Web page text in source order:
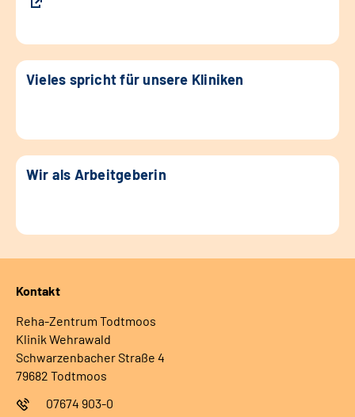
Vieles spricht für unsere Kliniken
Wir als Arbeitgeberin
Kontakt
Reha-Zentrum Todtmoos
Klinik Wehrawald
Schwarzenbacher Straße 4
79682 Todtmoos
07674 903-0